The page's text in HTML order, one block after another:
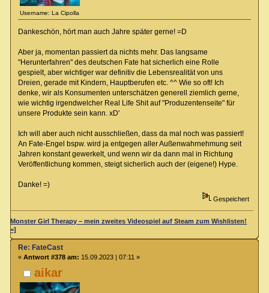
Username: La Cipolla
Dankeschön, hört man auch Jahre später gerne! =D
Aber ja, momentan passiert da nichts mehr. Das langsame
"Herunterfahren" des deutschen Fate hat sicherlich eine Rolle
gespielt, aber wichtiger war definitiv die Lebensrealität von uns
Dreien, gerade mit Kindern, Hauptberufen etc. ^^ Wie so oft! Ich
denke, wir als Konsumenten unterschätzen generell ziemlich gerne,
wie wichtig irgendwelcher Real Life Shit auf "Produzentenseite" für
unsere Produkte sein kann. xD'
Ich will aber auch nicht ausschließen, dass da mal noch was passiert!
An Fate-Engel bspw. wird ja entgegen aller Außenwahrnehmung seit
Jahren konstant gewerkelt, und wenn wir da dann mal in Richtung
Veröffentlichung kommen, steigt sicherlich auch der (eigene!) Hype.
Danke! =)
Gespeichert
Monster Girl Therapy – mein zweites Videospiel auf Steam zum Wishlisten!
=]
aikar
Re: FateCast
« Antwort #378 am: 15.09.2023 | 07:11 »